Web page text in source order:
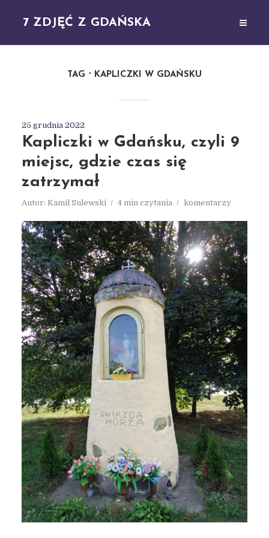
7 ZDJĘĆ Z GDAŃSKA
TAG KAPLICZKI W GDAŃSKU
25 grudnia 2022
Kapliczki w Gdańsku, czyli 9
miejsc, gdzie czas się
zatrzymał
Autor: Kamil Sulewski 4 min czytania komentarzy